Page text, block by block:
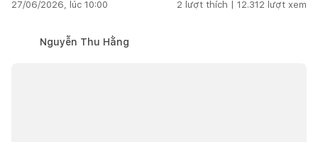
27/06/2026, lúc 10:00 2 lượt thích | 12.312 lượt xem
Nguyễn Thu Hằng